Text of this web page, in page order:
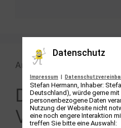
Anzeige
Der große
Videokurs
Datenschutz
Impressum
Stefan Hermann, Inhaber:
Deutschland), würde gerne mit
personenbezogene Daten
Nutzung der Website nicht
eine noch engere Interaktion
treffen Sie bitte eine Auswahl: